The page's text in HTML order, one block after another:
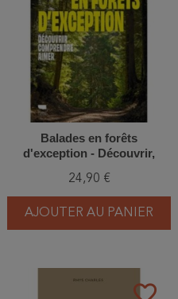
Balades en forêts
d'exception - Découvrir,
24,90 €
AJOUTER AU PANIER